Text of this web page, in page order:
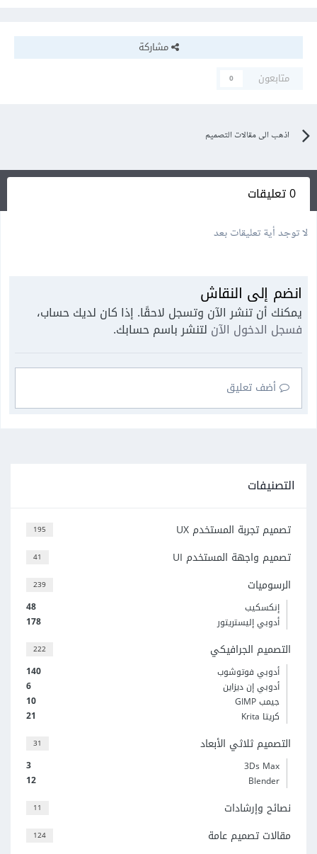
مشاركة
متابعون
0
اذهب الى مقالات التصميم
0 تعليقات
لا توجد أية تعليقات بعد
انضم إلى النقاش
يمكنك أن تنشر الآن وتسجل لاحقًا. إذا كان لديك حساب،
فسجل الدخول الآن لتنشر باسم حسابك.
أضف تعليق
التصنيفات
195 تصميم تجربة المستخدم UX
41 تصميم واجهة المستخدم UI
239 الرسوميات
48
إنكسكيب
178
أدوبي إليستريتور
222 التصميم الجرافيكي
140
أدوبي فوتوشوب
6
أدوبي إن ديزاين
10
جيمب GIMP
21
كريتا Krita
31 التصميم ثلاثي الأبعاد
3
3Ds Max
12
Blender
11 نصائح وإرشادات
124
مقالات تصميم عامة